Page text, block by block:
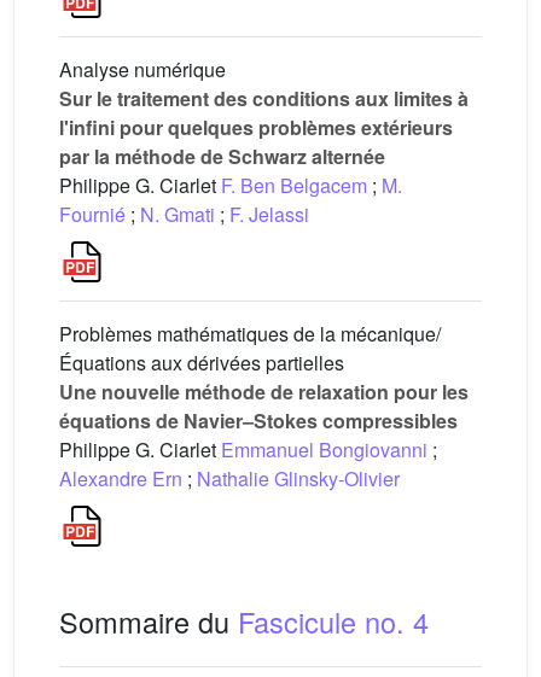
Analyse numérique
Sur le traitement des conditions aux limites à
l'infini pour quelques problèmes extérieurs
par la méthode de Schwarz alternée
Philippe G. Ciarlet F. Ben Belgacem ; M.
Fournié ; N. Gmati ; F. Jelassi
Problèmes mathématiques de la mécanique/
Équations aux dérivées partielles
Une nouvelle méthode de relaxation pour les
équations de Navier–Stokes compressibles
Philippe G. Ciarlet Emmanuel Bongiovanni ;
Alexandre Ern ; Nathalie Glinsky-Olivier
Sommaire du Fascicule no. 4